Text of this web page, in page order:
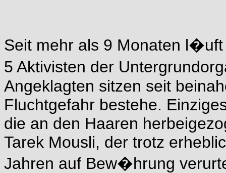
Seit mehr als 9 Monaten
5 Aktivisten der
Angeklagten sitzen seit
Fluchtgefahr bestehe.
die an den Haaren
Tarek Mousli, der trotz
Jahren auf Bew�hrung